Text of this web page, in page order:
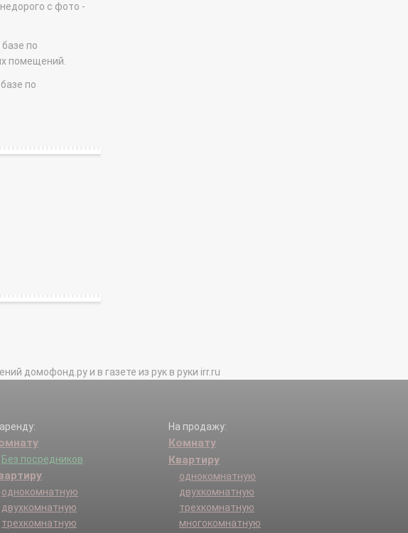
с фото -
по
помещений.
по
домофонд.ру и в газете из рук в руки irr.ru
Без посредников
однокомнатную
двухкомнатную
трехкомнатную
На продажу:
Комнату
Квартиру
однокомнатную
двухкомнатную
трехкомнатную
многокомнатную